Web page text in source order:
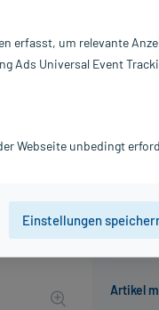
Inhalt:
PZN:
erfasst, um relevante
Ads Universal Event
Webseite unbedingt
Einstellungen